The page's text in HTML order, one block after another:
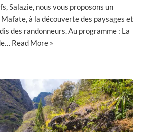
Salazie, nous vous proposons un
à la découverte des paysages et
des randonneurs. Au programme : La
Read More »